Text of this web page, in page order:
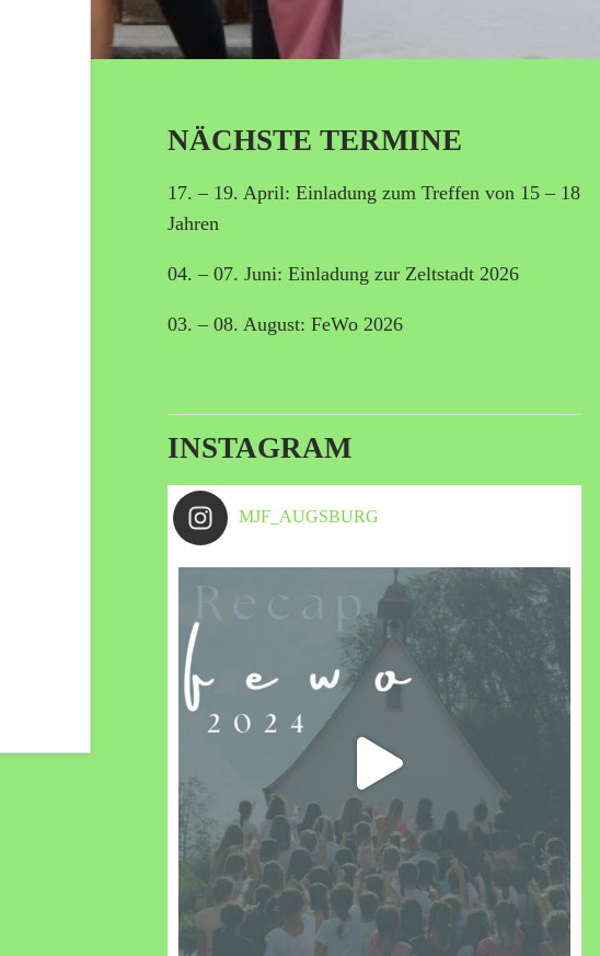
NÄCHSTE TERMINE
17. – 19. April: Einladung zum Treffen von 15 – 18
Jahren
04. – 07. Juni: Einladung zur Zeltstadt 2026
03. – 08. August: FeWo 2026
INSTAGRAM
MJF_AUGSBURG